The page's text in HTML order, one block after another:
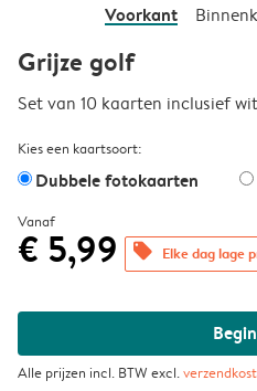
Voorkant
Grijze golf
Set van 10 kaarten inclusief
Kies een kaartsoort:
Dubbele fotokaarten
Vanaf
€ 5,99 offers Elke dag lage
Alle prijzen incl. BTW excl.